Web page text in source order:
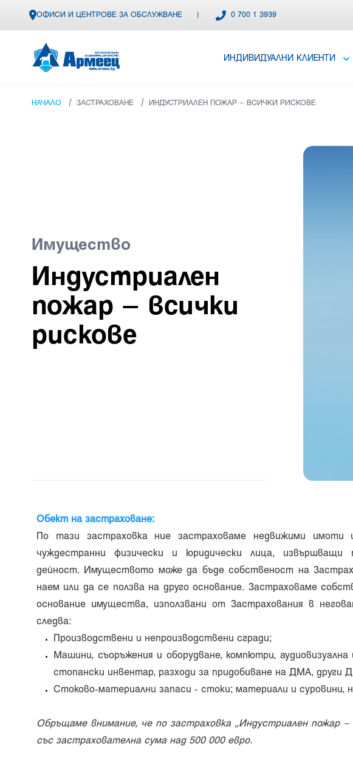
ОФИСИ И ЦЕНТРОВЕ ЗА ОБСЛУЖВАНЕ 0 700 1 3939
ИНДИВИДУАЛНИ КЛИЕНТИ
НАЧАЛО / ЗАСТРАХОВАНЕ / ИНДУСТРИАЛЕН ПОЖАР – ВСИЧКИ РИСКОВЕ
Имущество
Индустриален
пожар – всички
рискове
Обект на застраховане:
По тази застраховка ние застраховаме недвижими
чуждестранни физически и юридически лица, извършващи
дейност. Имуществото може да бъде собственост на
наем или да се ползва на друго основание. Застраховаме
основание имущества, използвани от Застрахования в
следва:
Производствени и непроизводствени сгради;
Машини, съоръжения и оборудване, компютри,
стопански инвентар, разходи за придобиване на ДМА, други
Стоково-материални запаси - стоки; материали и суровини,
Обръщаме внимание, че по застраховка „Индустриален пожар
със застрахователна сума над 500 000 евро.